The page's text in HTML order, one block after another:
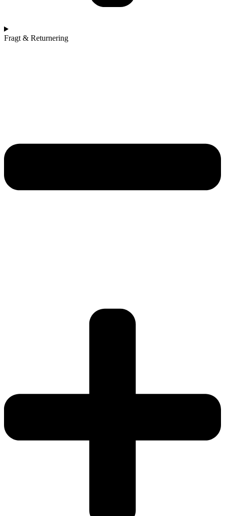
Fragt & Returnering